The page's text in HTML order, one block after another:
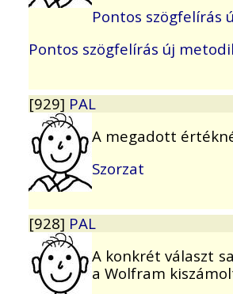
Pontos szögfelírás
Pontos szögfelírás új
[929] PAL
A megadott
Szorzat
[928] PAL
A konkrét választ
a Wolfram